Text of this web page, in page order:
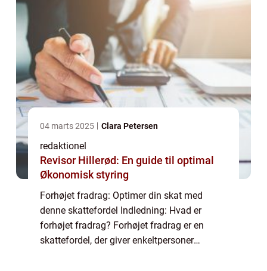
04 marts 2025 Clara Petersen
redaktionel
Revisor Hillerød: En guide til optimal
Økonomisk styring
Forhøjet fradrag: Optimer din skat med
denne skattefordel Indledning: Hvad er
forhøjet fradrag? Forhøjet fradrag er en
skattefordel, der giver enkeltpersoner